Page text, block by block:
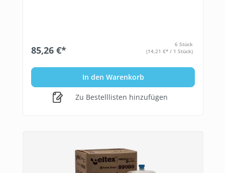
85,26 €*
6 Stück
(14,21 €* / 1 Stück)
In den Warenkorb
Zu Bestelllisten hinzufügen